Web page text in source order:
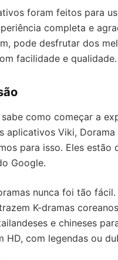
foram feitos para
completa e
pode desfrutar dos
facilidade e qualidade.
como começar a
aplicativos Viki, Dorama
para isso. Eles estão
Google.
nunca foi tão fácil.
K-dramas
e chineses
HD, com legendas ou